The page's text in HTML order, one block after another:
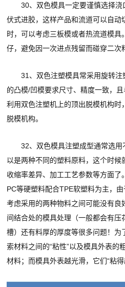
30、双色模具一定要谨慎选择
伏式进胶，这样产品和流道可以自动
时，可以考虑三板模或者热流道模
仔，避免因一次进点残留而碰穿二次
31、双色注塑模具常采用旋转
的凸模/凹模要求尺寸、精度一致，
利用双色注塑机上的顶出脱模机构时
脱模机构。
32、双色模具注塑成型通常选
以是两种不同的塑料原料，这个时候
收缩率差异、加工工艺参数等方面了
PC等硬塑料配合TPE软塑料为主，
考虑采用的两种物料之间可能没有良
间结合处的模具处理（一般都会有
槽）还有料厚的厚度等很多问题！为
索材料之间的“粘性”以及模具外表的
材料；而模具外表越光滑，它们“粘得